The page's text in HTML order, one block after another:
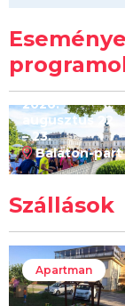
Kilóméterek
2026
2026.
augusztus 22
– 23.
Balaton-part
Szállások
Apartman